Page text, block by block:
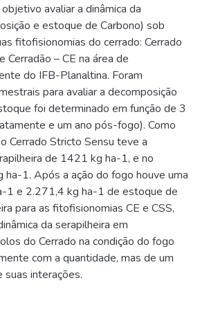
avaliar a dinâmica da
e estoque de Carbono) sob
fitofisionomias do cerrado: Cerrado
Cerradão – CE na área de
do IFB-Planaltina. Foram
para avaliar a decomposição
foi determinado em função de 3
e um ano pós-fogo). Como
Cerrado Stricto Sensu teve a
de 1421 kg ha-1, e no
1. Após a ação do fogo houve uma
1 e 2.271,4 kg ha-1 de estoque de
para as fitofisionomias CE e CSS,
da serapilheira em
do Cerrado na condição do fogo
com a quantidade, mas de um
interações.